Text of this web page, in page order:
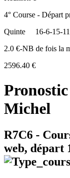
4° Course - Départ
Quinte
16-6-15-
2.0 €-NB de fois la
2596.40 €
Michel
R7C6 -
web, départ